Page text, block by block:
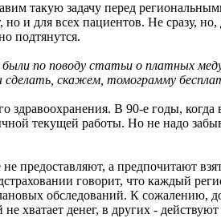
такую задачу перед
но и для всех пациентов. Не сразу,
подтянутся.
по поводу статьи о платных
скажем, томограмму
здравоохранения. В 90-е годы,
текущей работы. Но не надо
предоставляют, а предпочитают
говорит, что каждый
обследований. К сожалению,
хватает денег, в других -